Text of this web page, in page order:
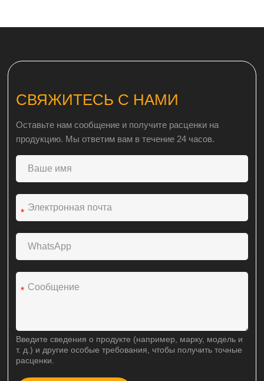
СВЯЖИТЕСЬ С НАМИ
Оставьте нам сообщение и получите расценки на
продукцию. Мы ответим вам в течение 24 часов.
*
*
Введите сведения о продукте (например, марку, модель и
т. д.) и другие особые требования, чтобы получить точные
расценки.